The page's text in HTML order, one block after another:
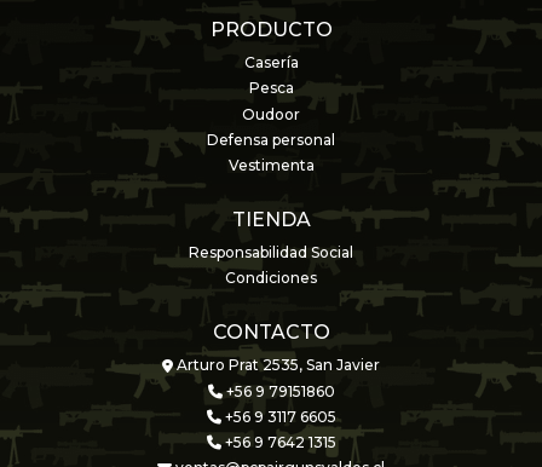
PRODUCTO
Casería
Pesca
Oudoor
Defensa personal
Vestimenta
TIENDA
Responsabilidad Social
Condiciones
CONTACTO
Arturo Prat 2535, San Javier
+56 9 79151860
+56 9 3117 6605
+56 9 7642 1315